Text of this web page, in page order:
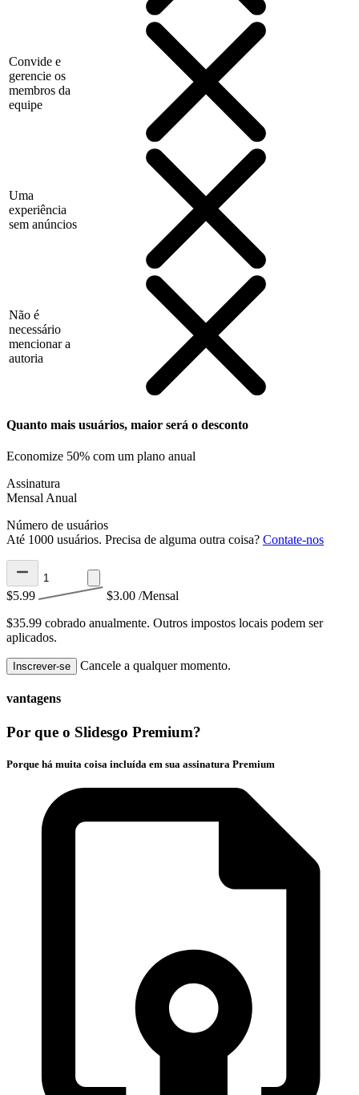
Convide e
gerencie os
membros da
equipe
Uma
experiência
sem anúncios
Não é
necessário
mencionar a
autoria
Quanto mais usuários, maior será o desconto
Economize 50% com um plano anual
Assinatura
Mensal Anual
Número de usuários
Até 1000 usuários. Precisa de alguma outra coisa? Contate-nos
$5.99 $3.00 /Mensal
$35.99 cobrado anualmente. Outros impostos locais podem ser
aplicados.
Inscrever-se Cancele a qualquer momento.
vantagens
Por que o Slidesgo Premium?
Porque há muita coisa incluída em sua assinatura Premium